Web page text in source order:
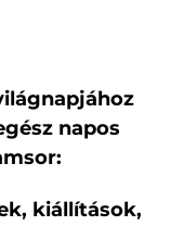
napos
kiállítások,